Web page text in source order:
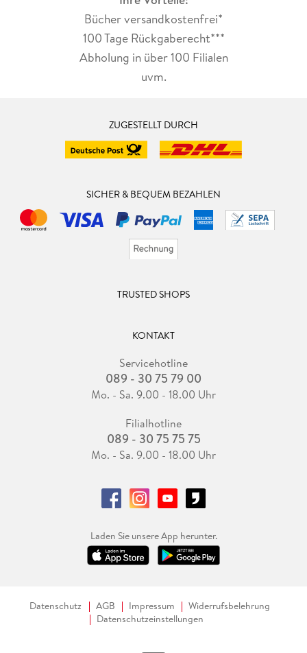
Bücher versandkostenfrei*
100 Tage Rückgaberecht***
Abholung in über 100 Filialen
uvm.
ZUGESTELLT DURCH
SICHER & BEQUEM BEZAHLEN
TRUSTED SHOPS
KONTAKT
Servicehotline
089 - 30 75 79 00
Mo. - Sa. 9.00 - 18.00 Uhr
Filialhotline
089 - 30 75 75 75
Mo. - Sa. 9.00 - 18.00 Uhr
Laden Sie unsere App herunter.
Datenschutz AGB Impressum
Widerrufsbelehrung
Datenschutzeinstellungen